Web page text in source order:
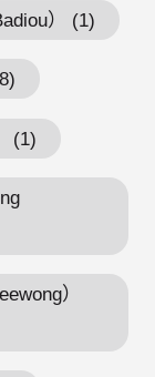
） (1)
(1)
）